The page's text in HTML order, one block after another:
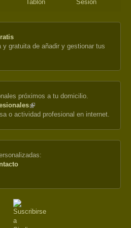
Tablón
Sesión
y gratuita de añadir y gestionar tus
próximos a tu domicilio.
(link
is
o actividad profesional en internet.